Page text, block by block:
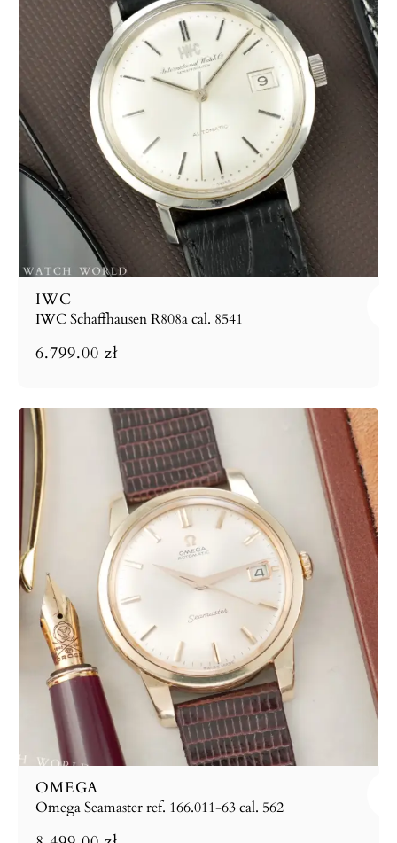
IWC
IWC Schaffhausen R808a cal. 8541
6.799.00 zł
OMEGA
Omega Seamaster ref. 166.011-63 cal. 562